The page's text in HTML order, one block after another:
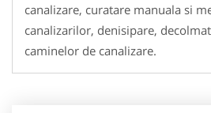
canalizare, curatare manuala si
canalizarilor, denisipare,
caminelor de canalizare.